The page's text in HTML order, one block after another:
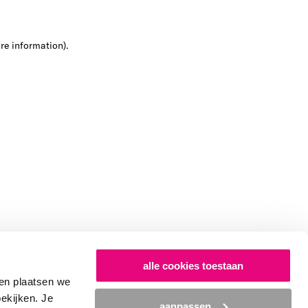
plaatsen we
Je
alle cookies toestaan
information).